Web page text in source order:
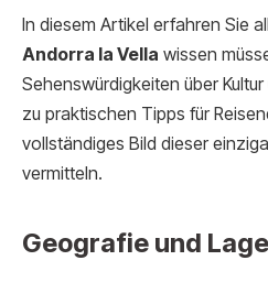
In diesem Artikel erfahren Sie
Andorra la Vella wissen
Sehenswürdigkeiten über
zu praktischen Tipps für
vollständiges Bild dieser
vermitteln.
Geografie und Lage